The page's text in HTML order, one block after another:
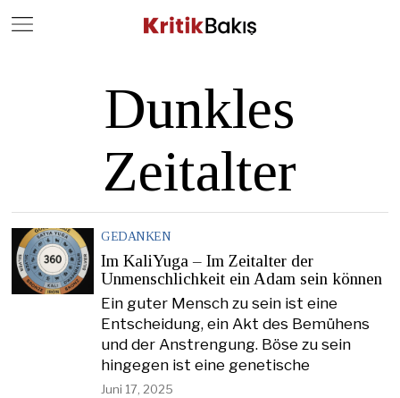
Dunkles
Zeitalter
GEDANKEN
Im KaliYuga – Im Zeitalter der
Unmenschlichkeit ein Adam sein können
Ein guter Mensch zu sein ist eine
Entscheidung, ein Akt des Bemühens
und der Anstrengung. Böse zu sein
hingegen ist eine genetische
Juni 17, 2025